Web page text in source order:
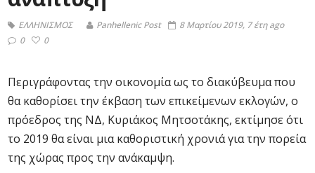
ΕΛΛΗΝΙΣΜΟΣ Panhellenic Post
8 Μαρτίου 2019, 7 έτη ago
0
0
Περιγράφοντας την οικονομία ως το διακύβευμα που
θα καθορίσει την έκβαση των επικείμενων εκλογών, ο
πρόεδρος της ΝΔ, Κυριάκος Μητσοτάκης, εκτίμησε ότι
το 2019 θα είναι μια καθοριστική χρονιά για την πορεία
της χώρας προς την ανάκαμψη.